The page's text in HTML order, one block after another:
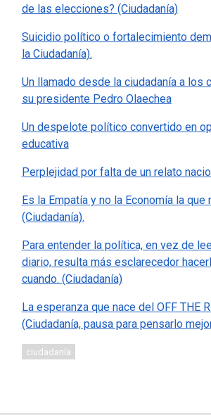
de las elecciones? (Ciudadanía)
Suicidio político o fortalecimiento
la Ciudadanía).
Un llamado desde la ciudadanía a los
su presidente Pedro Olaechea
Un despelote político convertido en
educativa
Perplejidad por falta de un relato
Es la Empatía y no la Economía la que
(Ciudadanía).
Para entender la política, en vez de
diario, resulta más esclarecedor
cuando. (Ciudadanía)
La esperanza que nace del OFF THE
(Ciudadanía, pausa para pensarlo
ciudadanía